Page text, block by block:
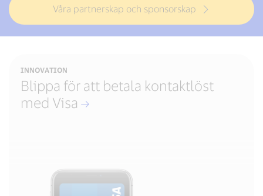
Våra partnerskap och sponsorskap
INNOVATION
Blippa för att betala kontaktlöst
med Visa